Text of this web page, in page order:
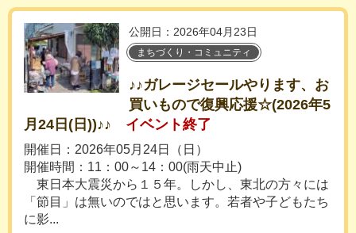
公開日：2026年04月23日
まちづくり・コミュニティ
♪♪ガレージセールやります、お
買いもので復興応援☆(2026年5
月24日(日))♪♪
イベント終了
開催日：2026年05月24日（日）
開催時間：11：00～14：00(雨天中止)
東日本大震災から１５年。しかし、東北の方々には
「節目」は無いのではと思います。若者や子どもたち
に影...